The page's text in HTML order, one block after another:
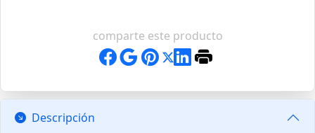
comparte este producto
Descripción